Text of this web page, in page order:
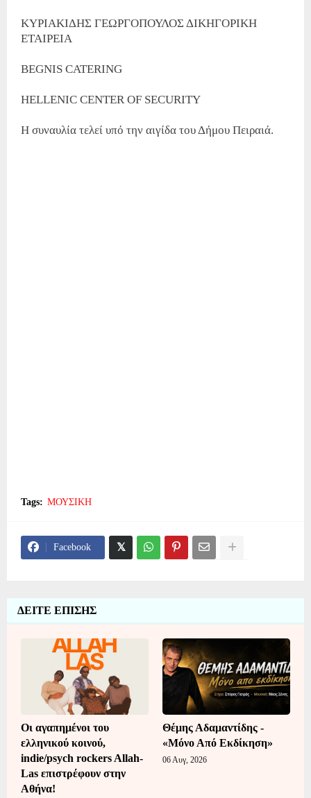
ΚΥΡΙΑΚΙΔΗΣ ΓΕΩΡΓΟΠΟΥΛΟΣ ΔΙΚΗΓΟΡΙΚΗ
ΕΤΑΙΡΕΙΑ
BEGNIS CATERING
HELLENIC CENTER OF SECURITY
Η συναυλία τελεί υπό την αιγίδα του Δήμου Πειραιά.
Tags: ΜΟΥΣΙΚΗ
Facebook
ΔΕΙΤΕ ΕΠΙΣΗΣ
Οι αγαπημένοι του
ελληνικού κοινού,
indie/psych rockers Allah-
Las επιστρέφουν στην
Αθήνα!
Θέμης Αδαμαντίδης -
«Μόνο Από Εκδίκηση»
06 Αυγ, 2026